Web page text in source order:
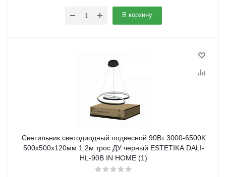
В корзину
Светильник светодиодный подвесной 90Вт 3000-6500K
500х500x120мм 1.2м трос ДУ черный ESTETIKA DALI-
HL-90B IN HOME (1)